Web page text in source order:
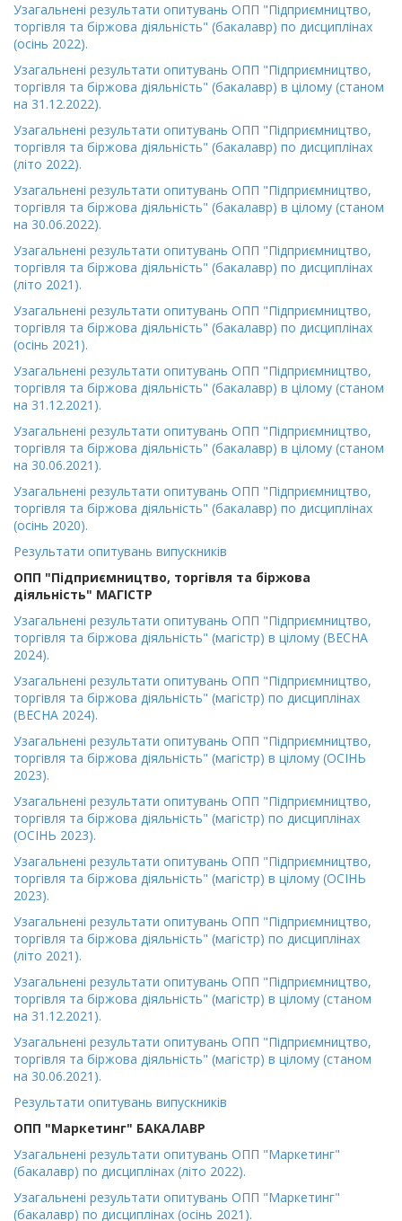
Узагальнені результати опитувань ОПП "Підприємництво,
торгівля та біржова діяльність" (бакалавр) по дисциплінах
(осінь 2022).
Узагальнені результати опитувань ОПП "Підприємництво,
торгівля та біржова діяльність" (бакалавр) в цілому (станом
на 31.12.2022).
Узагальнені результати опитувань ОПП "Підприємництво,
торгівля та біржова діяльність" (бакалавр) по дисциплінах
(літо 2022).
Узагальнені результати опитувань ОПП "Підприємництво,
торгівля та біржова діяльність" (бакалавр) в цілому (станом
на 30.06.2022).
Узагальнені результати опитувань ОПП "Підприємництво,
торгівля та біржова діяльність" (бакалавр) по дисциплінах
(літо 2021).
Узагальнені результати опитувань ОПП "Підприємництво,
торгівля та біржова діяльність" (бакалавр) по дисциплінах
(осінь 2021).
Узагальнені результати опитувань ОПП "Підприємництво,
торгівля та біржова діяльність" (бакалавр) в цілому (станом
на 31.12.2021).
Узагальнені результати опитувань ОПП "Підприємництво,
торгівля та біржова діяльність" (бакалавр) в цілому (станом
на 30.06.2021).
Узагальнені результати опитувань ОПП "Підприємництво,
торгівля та біржова діяльність" (бакалавр) по дисциплінах
(осінь 2020).
Результати опитувань випускників
ОПП "Підприємництво, торгівля та біржова
діяльність" МАГІСТР
Узагальнені результати опитувань ОПП "Підприємництво,
торгівля та біржова діяльність" (магістр) в цілому (ВЕСНА
2024).
Узагальнені результати опитувань ОПП "Підприємництво,
торгівля та біржова діяльність" (магістр) по дисциплінах
(ВЕСНА 2024).
Узагальнені результати опитувань ОПП "Підприємництво,
торгівля та біржова діяльність" (магістр) в цілому (ОСІНЬ
2023).
Узагальнені результати опитувань ОПП "Підприємництво,
торгівля та біржова діяльність" (магістр) по дисциплінах
(ОСІНЬ 2023).
Узагальнені результати опитувань ОПП "Підприємництво,
торгівля та біржова діяльність" (магістр) в цілому (ОСІНЬ
2023).
Узагальнені результати опитувань ОПП "Підприємництво,
торгівля та біржова діяльність" (магістр) по дисциплінах
(літо 2021).
Узагальнені результати опитувань ОПП "Підприємництво,
торгівля та біржова діяльність" (магістр) в цілому (станом
на 31.12.2021).
Узагальнені результати опитувань ОПП "Підприємництво,
торгівля та біржова діяльність" (магістр) в цілому (станом
на 30.06.2021).
Результати опитувань випускників
ОПП "Маркетинг" БАКАЛАВР
Узагальнені результати опитувань ОПП "Маркетинг"
(бакалавр) по дисциплінах (літо 2022).
Узагальнені результати опитувань ОПП "Маркетинг"
(бакалавр) по дисциплінах (осінь 2021).